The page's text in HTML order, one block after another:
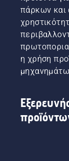
πάρκων και
η χρήση